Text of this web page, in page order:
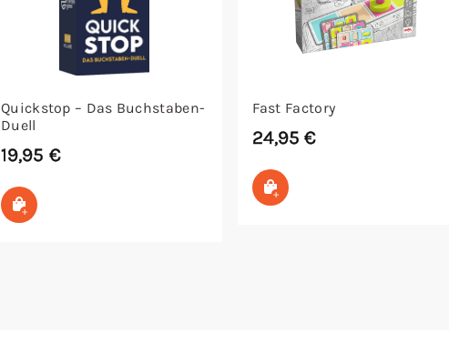
Quickstop – Das Buchstaben-
Duell
19,95 €
In den Warenkorb
Fast Factory
24,95€
In den Warenkorb